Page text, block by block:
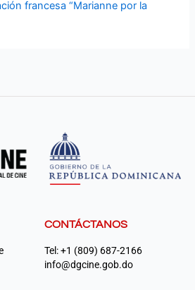
francesa “Marianne por la
CONTÁCTANOS
Tel: +1 (809) 687-2166
info@dgcine.gob.do